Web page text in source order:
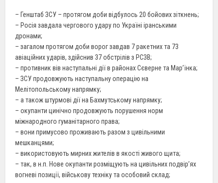
– Генштаб ЗСУ – протягом доби відбулось 20 бойових зіткнень;
– Росія завдала чергового удару по Україні іранськими
дронами;
– загалом протягом доби ворог завдав 7 ракетних та 73
авіаційних ударів, здійснив 37 обстрілів з РСЗВ;
– противник вів наступальні дії в районах Сєверне та Мар’їнка;
– ЗСУ продовжують наступальну операцію на
Мелітопольському напрямку;
– а також штурмові дії на Бахмутському напрямку;
– окупанти цинічно продовжують порушення норм
міжнародного гуманітарного права;
– вони примусово проживають разом з цивільними
мешканцями;
– використовують мирних жителів в якості живого щита;
– так, в н.п. Нове окупанти розміщують на цивільних подвір’ях
вогневі позиції, військову техніку та особовий склад;